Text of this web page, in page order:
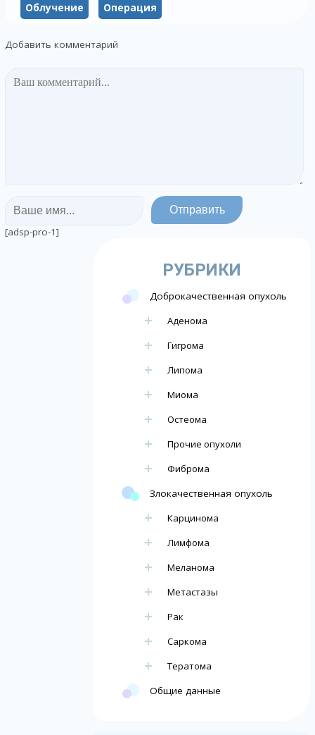
Облучение Операция
Добавить комментарий
[adsp-pro-1]
РУБРИКИ
Доброкачественная опухоль
Аденома
Гигрома
Липома
Миома
Остеома
Прочие опухоли
Фиброма
Злокачественная опухоль
Карцинома
Лимфома
Меланома
Метастазы
Рак
Саркома
Тератома
Общие данные